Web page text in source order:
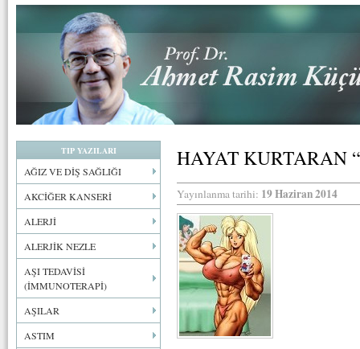
TIP YAZILARI
AĞIZ VE DİŞ SAĞLIĞI
AKCİĞER KANSERİ
ALERJİ
ALERJİK NEZLE
AŞI TEDAVİSİ
(İMMUNOTERAPİ)
AŞILAR
ASTIM
HAYAT KURTARAN
Yayınlanma tarihi: 19 Haziran 2014